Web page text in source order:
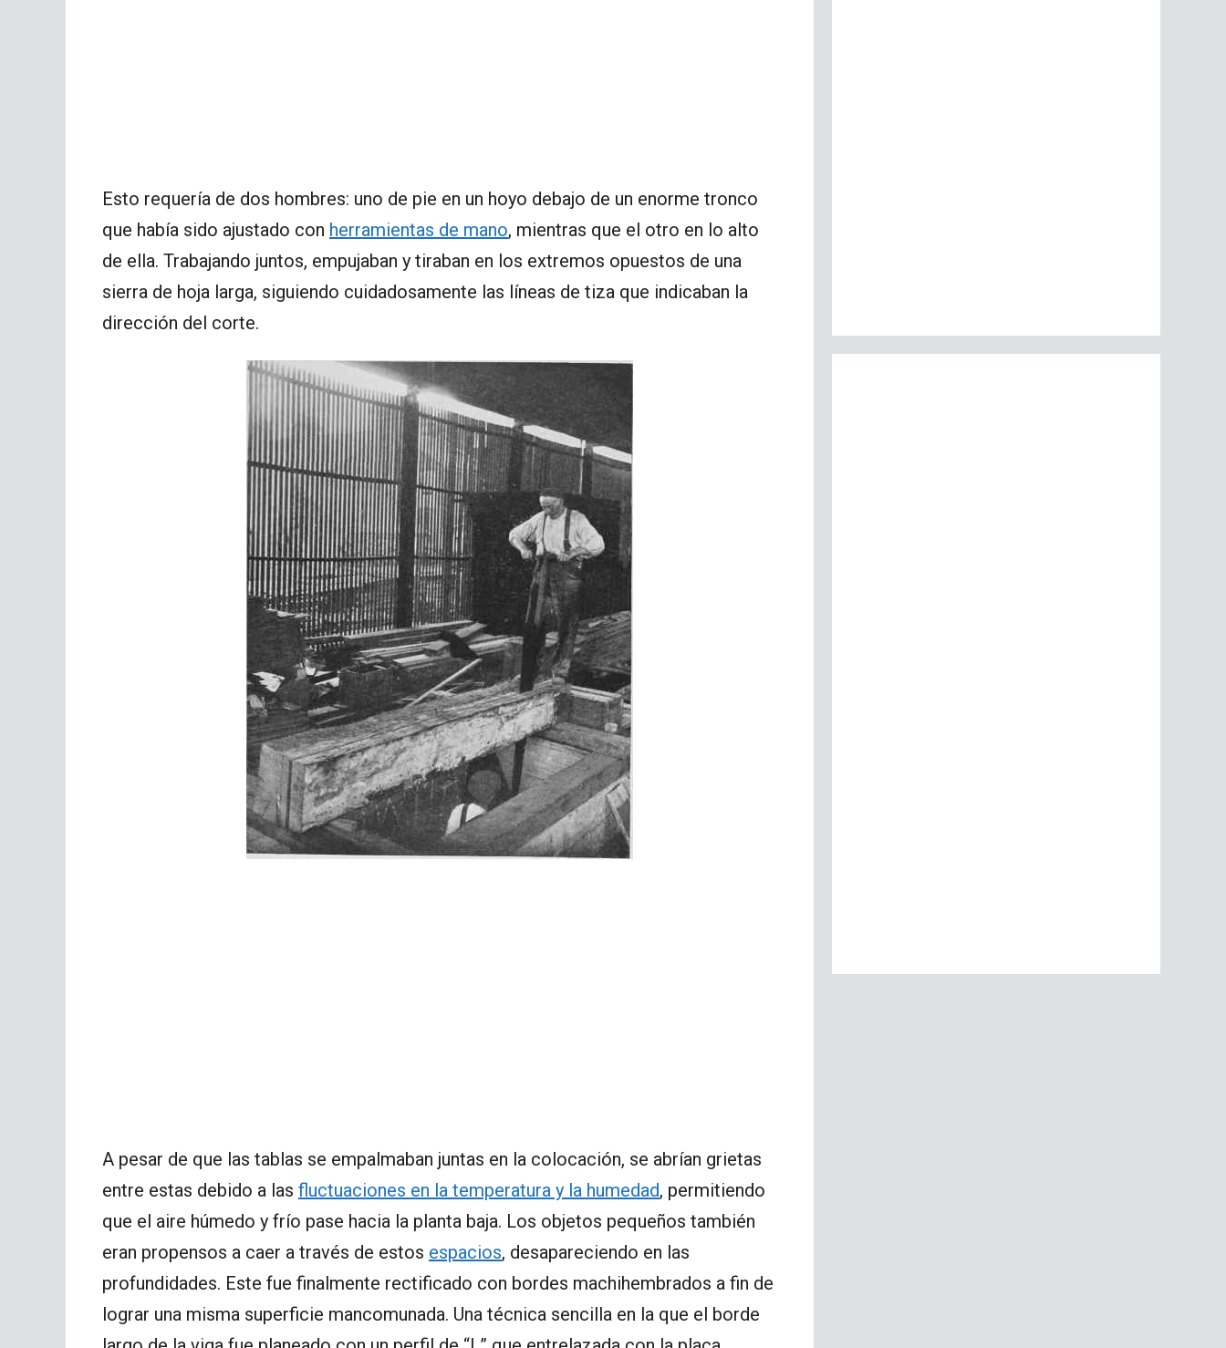
Esto requería de dos hombres: uno de pie en un hoyo debajo de un enorme tronco
que había sido ajustado con herramientas de mano, mientras que el otro en lo alto
de ella. Trabajando juntos, empujaban y tiraban en los extremos opuestos de una
sierra de hoja larga, siguiendo cuidadosamente las líneas de tiza que indicaban la
dirección del corte.
A pesar de que las tablas se empalmaban juntas en la colocación, se abrían grietas
entre estas debido a las fluctuaciones en la temperatura y la humedad, permitiendo
que el aire húmedo y frío pase hacia la planta baja. Los objetos pequeños también
eran propensos a caer a través de estos espacios, desapareciendo en las
profundidades. Este fue finalmente rectificado con bordes machihembrados a fin de
lograr una misma superficie mancomunada. Una técnica sencilla en la que el borde